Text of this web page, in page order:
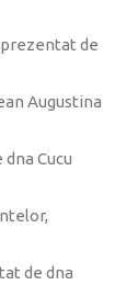
de
Augustina
Cucu
de dna